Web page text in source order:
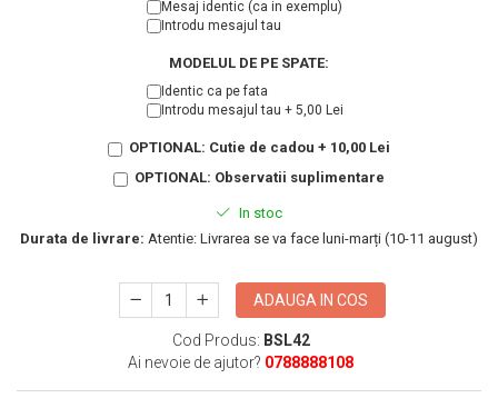
Pentru tata
Brelocuri cu mesaje amuzante
Cadouri pentru parinti de Craciun
40 ani
Mesaj identic (ca in exemplu)
Introdu mesajul tau
MODELUL DE PE SPATE:
Identic ca pe fata
Introdu mesajul tau + 5,00 Lei
OPTIONAL: Cutie de cadou + 10,00 Lei
OPTIONAL: Observatii suplimentare
In stoc
Durata de livrare: Atentie: Livrarea se va face luni-marți (10-11 august)
ADAUGA IN COS
Cod Produs: BSL42
Ai nevoie de ajutor? 0788888108